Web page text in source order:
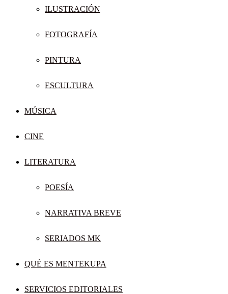
ILUSTRACIÓN
FOTOGRAFÍA
PINTURA
ESCULTURA
MÚSICA
CINE
LITERATURA
POESÍA
NARRATIVA BREVE
SERIADOS MK
QUÉ ES MENTEKUPA
SERVICIOS EDITORIALES